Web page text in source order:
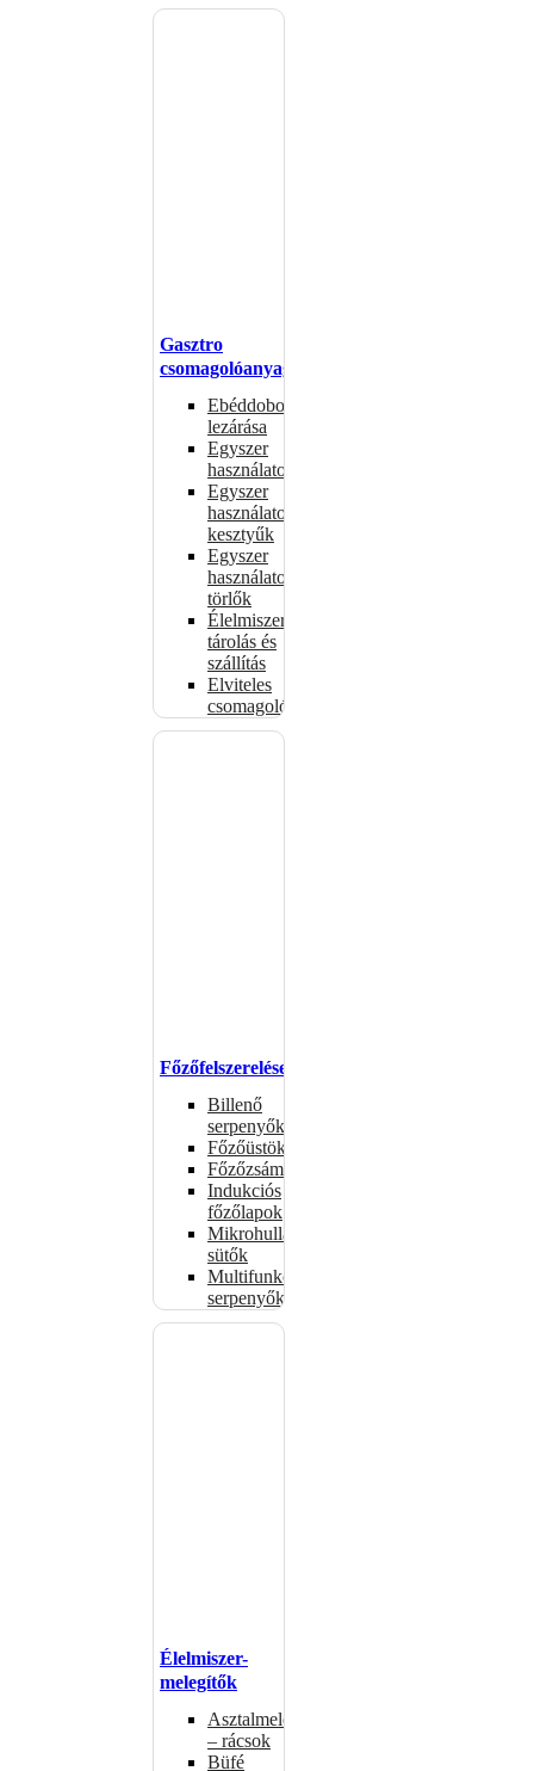
Gasztro
csomagolóanyagok
Ebéddobozok
lezárása
Egyszer
használatos
Egyszer
használatos
kesztyűk
Egyszer
használatos
törlők
Élelmiszer-
tárolás és
szállítás
Elviteles
csomagolóanyagok
Főzőfelszerelések
Billenő
serpenyők
Főzőüstök
Főzőzsámolyok
Indukciós
főzőlapok
Mikrohullámú
sütők
Multifunkciós
serpenyők
Élelmiszer-
melegítők
Asztalmelegítők
– rácsok
Büfé